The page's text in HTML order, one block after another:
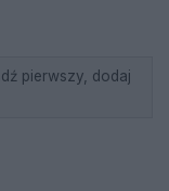
pierwszy, dodaj